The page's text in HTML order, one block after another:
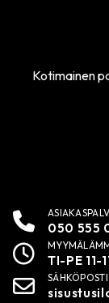
Kotimainen
050 555
TI-PE 11-
SÄHKÖPOSTI